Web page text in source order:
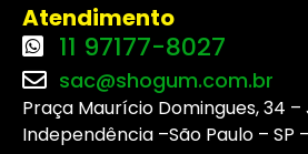
Atendimento
11 97177-8027
sac@shogum.com.br
Praça Maurício Domingues, 34
Independência –São Paulo –